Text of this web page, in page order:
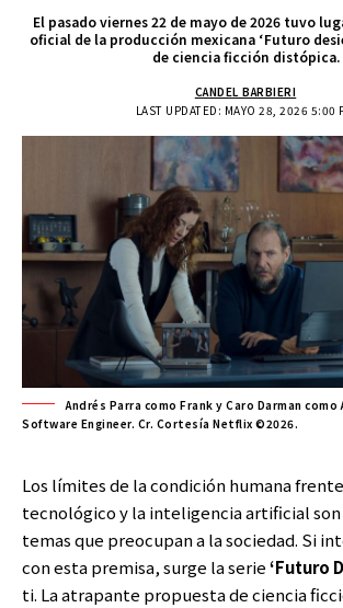
El pasado viernes 22 de mayo de 2026 tuvo
oficial de la producción mexicana ‘Futuro
de ciencia ficción distópica.
LAST UPDATED: MAYO 28, 2026 5:00
CANDEL BARBIERI
Andrés Parra como Frank y Caro Darman como
Software Engineer. Cr. Cortesía Netflix ©2026.
Los límites de la condición humana
tecnológico y la inteligencia artificial son
temas que preocupan a la sociedad. Si
con esta premisa, surge la serie‘Futuro
ti. La atrapante propuesta de ciencia